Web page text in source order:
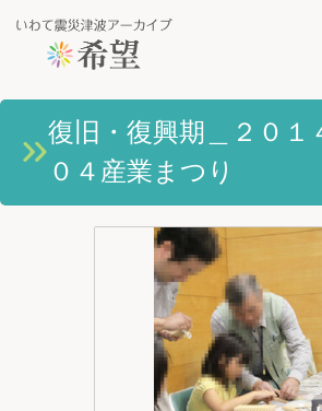
いわて震災津波アーカイブとは
岩手県の被害状況
ピックアップコンテンツ
Foreign Laguage
復旧・復興期＿２０１
０４産業まつり